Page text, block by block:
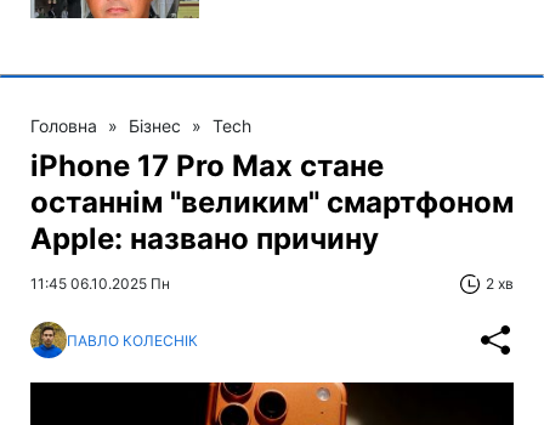
Головна » Бізнес » Tech
iPhone 17 Pro Max стане
останнім "великим" смартфоном
Apple: названо причину
11:45 06.10.2025 Пн 2 хв
ПАВЛО КОЛЕСНІК